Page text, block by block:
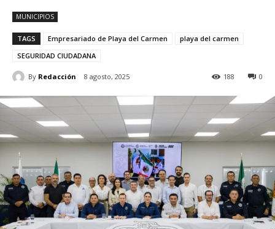
MUNICIPIOS
TAGS Empresariado de Playa del Carmen
playa del carmen
SEGURIDAD CIUDADANA
By Redacción 8 agosto, 2025 0
188